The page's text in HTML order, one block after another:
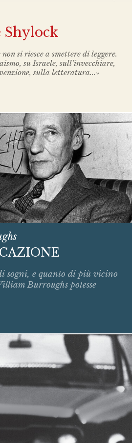
Shylock
si riesce a smettere di leggere.
su Israele, sull’invecchiare,
sulla letteratura...»
sogni, e quanto di più vicino
Burroughs potesse